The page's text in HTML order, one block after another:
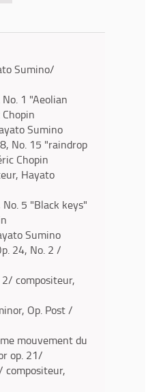
Sumino/
1 "Aeolian
Sumino
No. 15 "raindrop
Chopin
Hayato
5 "Black keys"
Sumino
24, No. 2 /
compositeur,
Op. Post /
mouvement du
op. 21/
compositeur,